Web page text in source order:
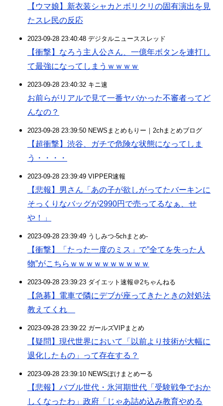
【ウマ娘】新衣装シャカとボリクリの固有演出を見
たスレ民の反応
2023-09-28 23:40:48 デジタルニューススレッド
【衝撃】なろう主人公さん、一億年ボタンを連打し
て最強になってしまうｗｗｗｗ
2023-09-28 23:40:32 キニ速
お前らがリアルで見て一番ヤバかった不審者ってど
んなの？
2023-09-28 23:39:50 NEWSまとめもりー｜2chまとめブログ
【超衝撃】渋谷、ガチで危険な状態になってしま
う・・・・
2023-09-28 23:39:49 VIPPER速報
【悲報】男さん「あの子が欲しがってたバーキンに
そっくりなバッグが2990円で売ってるなぁ、せ
や！」
2023-09-28 23:39:49 うしみつ-5chまとめ-
【衝撃】「たった一度のミス」で”全てを失った人
物”がこちらｗｗｗｗｗｗｗｗｗｗ
2023-09-28 23:39:23 ダイエット速報＠2ちゃんねる
【急募】電車で隣にデブが座ってきたときの対処法
教えてくれ
2023-09-28 23:39:22 ガールズVIPまとめ
【疑問】現代世界において「以前より技術が大幅に
退化したもの」って存在する？
2023-09-28 23:39:10 NEWSぽけまとめーる
【悲報】バブル世代・氷河期世代「受験戦争でおか
しくなったわ」政府「じゃあ詰め込み教育やめる